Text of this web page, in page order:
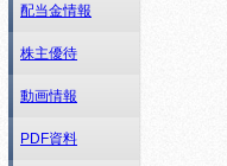
配当金情報
株主優待
動画情報
PDF資料